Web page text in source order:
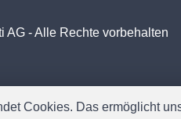
AG - Alle Rechte vorbehalten
Cookies. Das ermöglicht